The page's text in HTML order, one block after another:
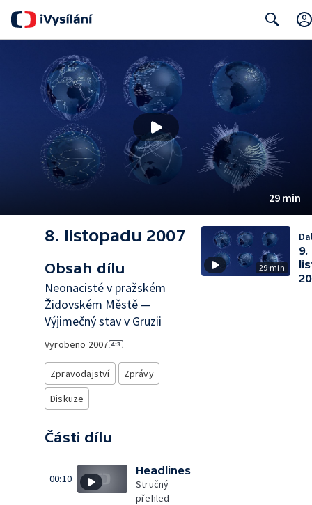
29 min
8. listopadu 2007
Obsah dílu
Neonacisté v pražském
Židovském Městě —
Výjimečný stav v Gruzii
Vyrobeno 2007
Zpravodajství
Zprávy
Diskuze
Části dílu
00:10
Headlines
Stručný
přehled
29 min
9.